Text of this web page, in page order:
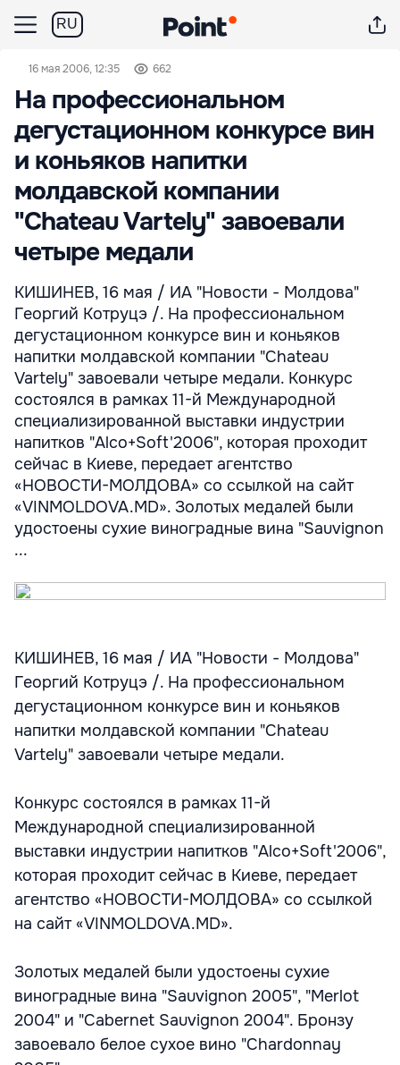
RU
16 мая 2006, 12:35 662
На профессиональном
дегустационном конкурсе вин
и коньяков напитки
молдавской компании
"Chateau Vartely" завоевали
четыре медали
КИШИНЕВ, 16 мая / ИА "Новости - Молдова"
Георгий Котруцэ /. На профессиональном
дегустационном конкурсе вин и коньяков
напитки молдавской компании "Chateau
Vartely" завоевали четыре медали. Конкурс
состоялся в рамках 11-й Международной
специализированной выставки индустрии
напитков "Аlco+Soft'2006", которая проходит
сейчас в Киеве, передает агентство
«НОВОСТИ-МОЛДОВА» со ссылкой на сайт
«VINMOLDOVA.MD». Золотых медалей были
удостоены сухие виноградные вина "Sauvignon
...
КИШИНЕВ, 16 мая / ИА "Новости - Молдова"
Георгий Котруцэ /. На профессиональном
дегустационном конкурсе вин и коньяков
напитки молдавской компании "Chateau
Vartely" завоевали четыре медали.
Конкурс состоялся в рамках 11-й
Международной специализированной
выставки индустрии напитков "Аlco+Soft'2006",
которая проходит сейчас в Киеве, передает
агентство «НОВОСТИ-МОЛДОВА» со ссылкой
на сайт «VINMOLDOVA.MD».
Золотых медалей были удостоены сухие
виноградные вина "Sauvignon 2005", "Merlot
2004" и "Cabernet Sauvignon 2004". Бронзу
завоевало белое сухое вино "Chardonnay